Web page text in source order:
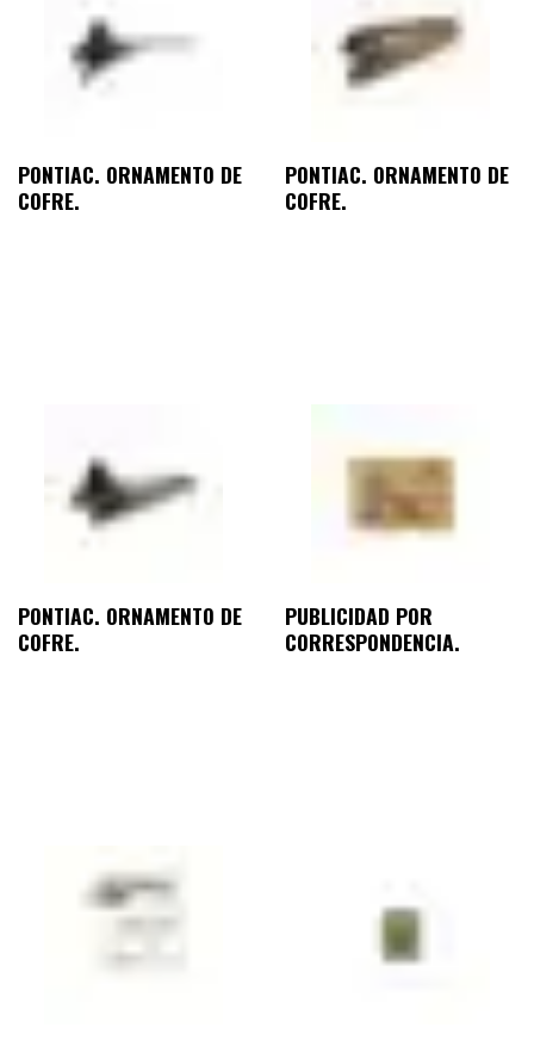
PONTIAC. ORNAMENTO DE
COFRE.
PONTIAC. ORNAMENTO DE
COFRE.
PONTIAC. ORNAMENTO DE
COFRE.
PUBLICIDAD POR
CORRESPONDENCIA.